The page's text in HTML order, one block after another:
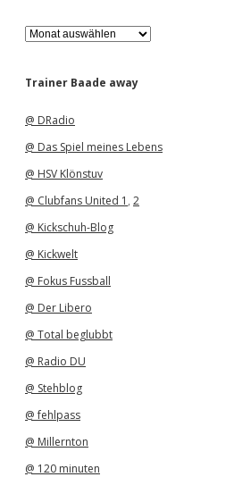
A
r
h
Trainer Baade away
@ DRadio
@ Das Spiel meines Lebens
@ HSV Klönstuv
@ Clubfans United 1 , 2
@ Kickschuh-Blog
@ Kickwelt
@ Fokus Fussball
@ Der Libero
@ Total beglubbt
@ Radio DU
@ Stehblog
@ fehlpass
@ Millernton
@ 120 minuten